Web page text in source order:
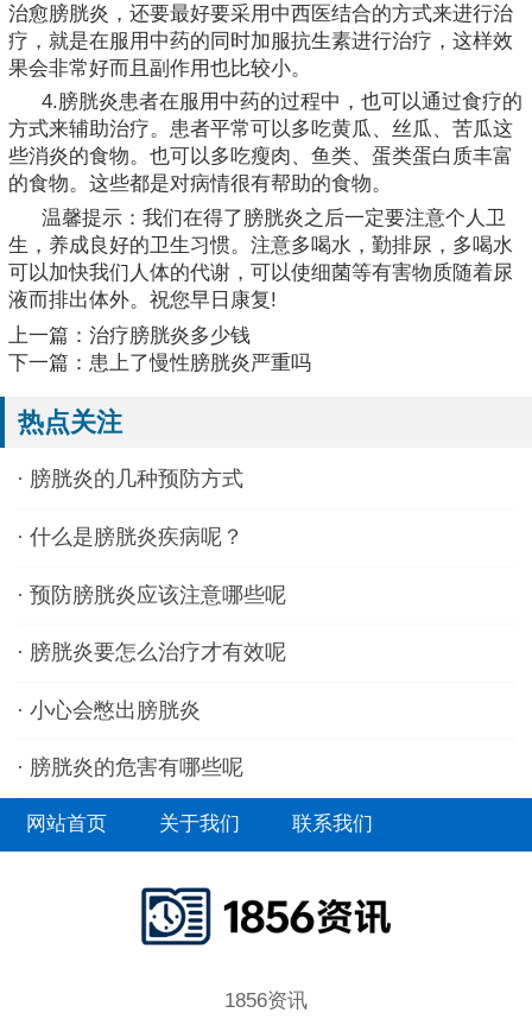
治愈膀胱炎，还要最好要采用中西医结合的方式来进行治
疗，就是在服用中药的同时加服抗生素进行治疗，这样效
果会非常好而且副作用也比较小。
4.膀胱炎患者在服用中药的过程中，也可以通过食疗的
方式来辅助治疗。患者平常可以多吃黄瓜、丝瓜、苦瓜这
些消炎的食物。也可以多吃瘦肉、鱼类、蛋类蛋白质丰富
的食物。这些都是对病情很有帮助的食物。
温馨提示：我们在得了膀胱炎之后一定要注意个人卫
生，养成良好的卫生习惯。注意多喝水，勤排尿，多喝水
可以加快我们人体的代谢，可以使细菌等有害物质随着尿
液而排出体外。祝您早日康复!
上一篇： 治疗膀胱炎多少钱
下一篇： 患上了慢性膀胱炎严重吗
热点关注
· 膀胱炎的几种预防方式
· 什么是膀胱炎疾病呢？
· 预防膀胱炎应该注意哪些呢
· 膀胱炎要怎么治疗才有效呢
· 小心会憋出膀胱炎
· 膀胱炎的危害有哪些呢
网站首页 关于我们 联系我们
1856资讯